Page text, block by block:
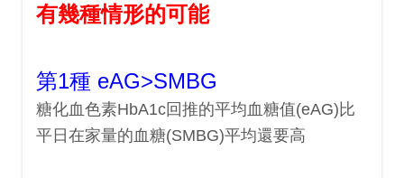
有幾種情形的可能
第1種 eAG>SMBG
糖化血色素HbA1c回推的平均血糖值(eAG)比
平日在家量的血糖(SMBG)平均還要高